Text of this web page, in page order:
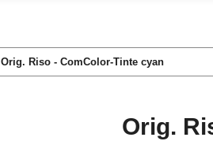
Orig. Riso - ComColor-Tinte cyan
Orig.